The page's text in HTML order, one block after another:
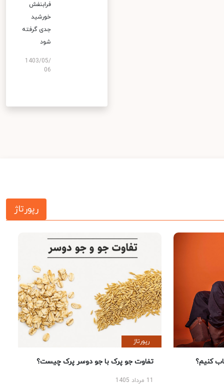
فرابنفش
خورشید
جدی گرفته
شود
1403/05/
06
رپورتاژ
کنیم؟
رپورتاژ
تفاوت جو پرک با جو دوسر پرک چیست؟